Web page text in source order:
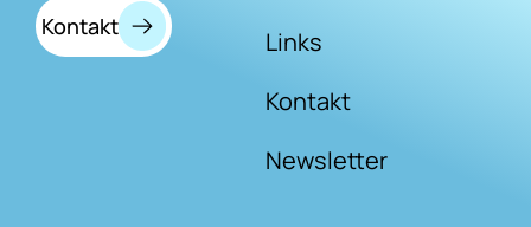
Kontakt
Links
Kontakt
Newsletter